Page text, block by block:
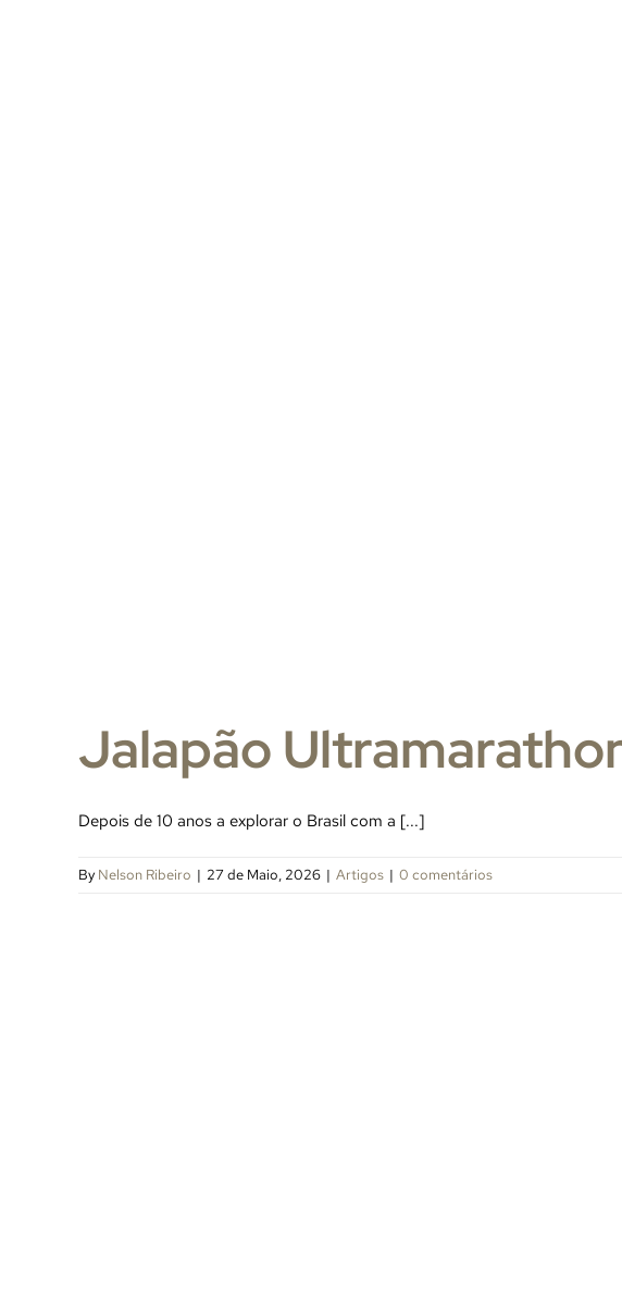
Jalapão
Depois de 10 anos a explorar o Brasil com a [...]
By Nelson Ribeiro | 27 de Maio, 2026 | Artigos | 0 comentários